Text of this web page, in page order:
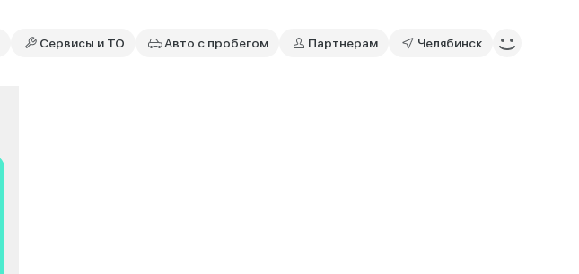
Сервисы и ТО Авто с пробегом Партнерам Челябинск